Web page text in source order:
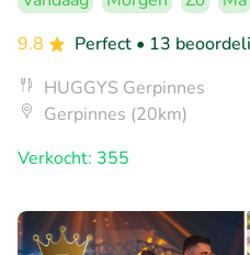
9.8
Perfect • 13
HUGGYS Gerpinnes
Gerpinnes (20km)
Verkocht: 355